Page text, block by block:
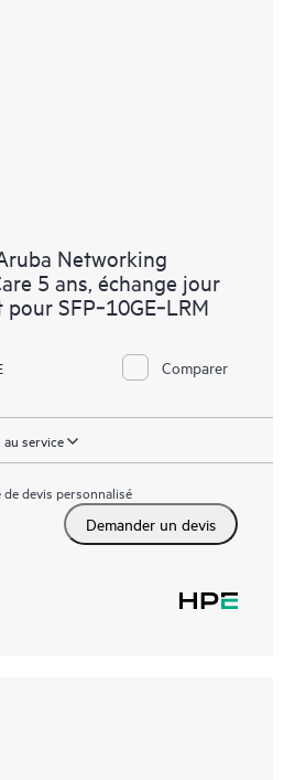
Networking
5 ans, échange jour
SFP‑10GE‑LRM
Comparer
service
devis personnalisé
Demander un devis